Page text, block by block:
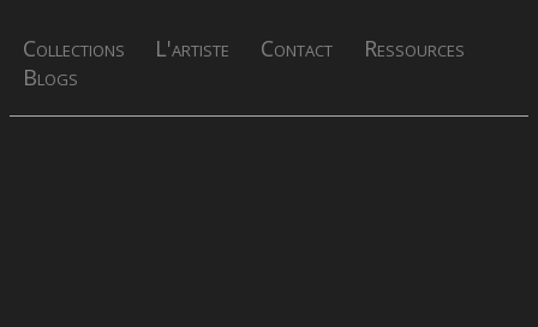
Collections L'artiste Contact
Ressources
Blogs